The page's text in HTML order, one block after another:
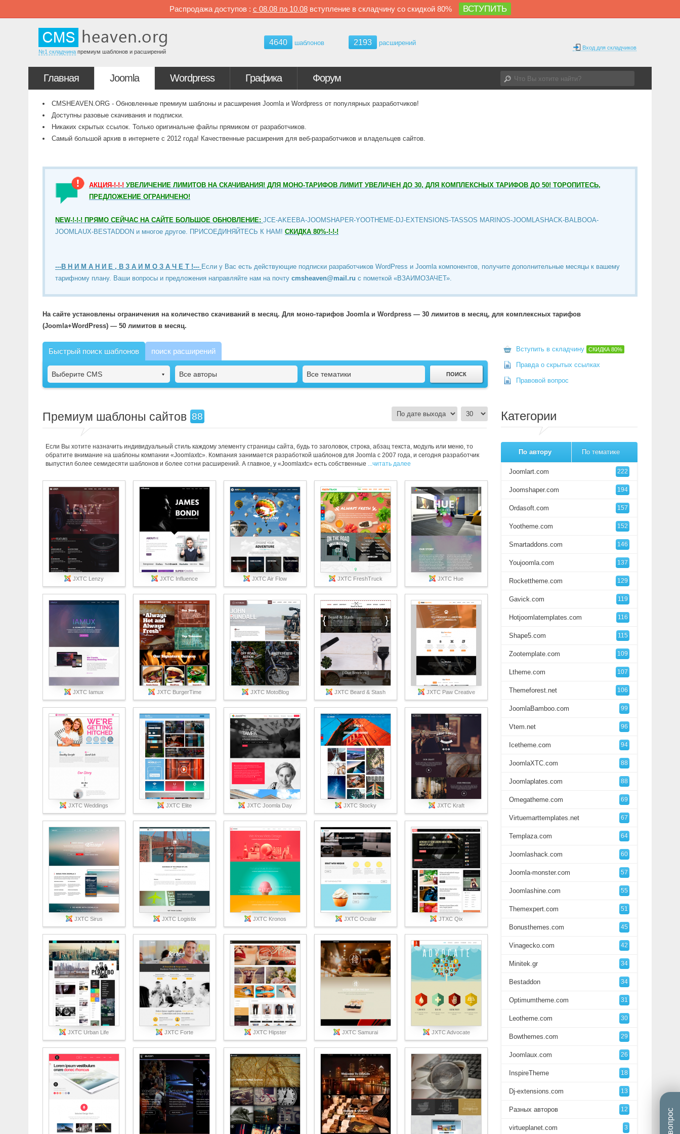
Распродажа доступов : с 08.08 по 10.08вступление в складчину со скидкой 80% ВСТУПИТЬ
№1 складчина премиум шаблонов и расширений
4640 шаблонов 2193 расширений
Вход для складчиков
Главная Joomla Wordpress Графика Форум
CMSHEAVEN.ORG - Обновленные премиум шаблоны и расширения Joomla и Wordpress от популярных разработчиков!
Доступны разовые скачивания и подписки.
Никаких скрытых ссылок. Только оригинальне файлы прямиком от разработчиков.
Самый большой архив в интернете с 2012 года! Качественные расширения для веб-разработчиков и владельцев сайтов.
АКЦИЯ-!-!-! УВЕЛИЧЕНИЕ ЛИМИТОВ НА СКАЧИВАНИЯ! ДЛЯ МОНО-ТАРИФОВ ЛИМИТ УВЕЛИЧЕН ДО 30, ДЛЯ КОМПЛЕКСНЫХ ТАРИФОВ ДО 50! ТОРОПИТЕСЬ,
ПРЕДЛОЖЕНИЕ ОГРАНИЧЕНО!
NEW-!-!-! ПРЯМО СЕЙЧАС НА САЙТЕ БОЛЬШОЕ ОБНОВЛЕНИЕ: JCE-AKEEBA-JOOMSHAPER-YOOTHEME-DJ-EXTENSIONS-TASSOS MARINOS-JOOMLASHACK-BALBOOA-
JOOMLAUX-BESTADDON и многое другое. ПРИСОЕДИНЯЙТЕСЬ К НАМ! СКИДКА 80%-!-!-!
---В Н И М А Н И Е , В З А И М О З А Ч Е Т !--- Если у Вас есть действующие подписки разработчиков WordPress и Joomla компонентов, получите дополнительные месяцы к вашему
тарифному плану. Ваши вопросы и предложения направляйте нам на почту cmsheaven@mail.ru c пометкой «ВЗАИМОЗАЧЕТ».
На сайте установлены ограничения на количество скачиваний в месяц. Для моно-тарифов Joomla и Wordpress — 30 лимитов в месяц, для комплексных тарифов
(Joomla+WordPress) — 50 лимитов в месяц.
Быстрый поиск шаблонов поиск расширений
Выберите CMS Все авторы Все тематики
Премиум шаблоны сайтов 88
Если Вы хотите назначить индивидуальный стиль каждому элементу страницы сайта, будь то заголовок, строка, абзац текста, модуль или меню, то
обратите внимание на шаблоны компании «Joomlaxtc». Компания занимается разработкой шаблонов для Joomla c 2007 года, и сегодня разработчик
выпустил более семидесяти шаблонов и более сотни расширений. А главное, у «Joomlaxtc» есть собственные ...читать далее
JXTC Lenzy JXTC Influence JXTC Air Flow JXTC FreshTruck JXTC Hue
JXTC Iamux JXTC BurgerTime JXTC MotoBlog JXTC Beard & Stash JXTC Paw Creative
JXTC Weddings JXTC Elite JXTC Joomla Day JXTC Stocky JXTC Kraft
JXTC Sirus JXTC Logistix JXTC Kronos JXTC Ocular JTXC Qix
JXTC Urban Life JXTC Forte JXTC Hipster JXTC Samurai JXTC Advocate
Вступить в складчину СКИДКА 80%
Правда о скрытых ссылках
Правовой вопрос
Категории
По автору По тематике
Joomlart.com 222
Joomshaper.com 194
Ordasoft.com 157
Yootheme.com 152
Smartaddons.com 146
Youjoomla.com 137
Rockettheme.com 129
Gavick.com 119
Hotjoomlatemplates.com 116
Shape5.com 115
Zootemplate.com 109
Ltheme.com 107
Themeforest.net 106
JoomlaBamboo.com 99
Vtem.net 96
Icetheme.com 94
JoomlaXTC.com 88
Joomlaplates.com 88
Omegatheme.com 69
Virtuemarttemplates.net 67
Templaza.com 64
Joomlashack.com 60
Joomla-monster.com 57
Joomlashine.com 55
Themexpert.com 51
Bonusthemes.com 45
Vinagecko.com 42
Minitek.gr 34
Bestaddon 34
Optimumtheme.com 31
Leotheme.com 30
Bowthemes.com 29
Joomlaux.com 26
InspireTheme 18
Dj-extensions.com 13
Разных авторов 12
virtueplanet.com 3
Вход
Логин
Пароль
Запомнить меня
Вступить в складчину
Забыли пароль?
Забыли логин?